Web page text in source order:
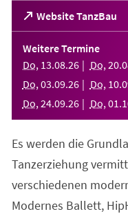
Website TanzBau
(Öffnet
in
einem
neuen
Tab)
Weitere Termine
Do, 13.08.26 Do, 20.
Do, 03.09.26 Do, 10.
Do, 24.09.26 Do, 01 .
Es werden die
Tanzerziehung
verschiedenen
Modernes Ballett,